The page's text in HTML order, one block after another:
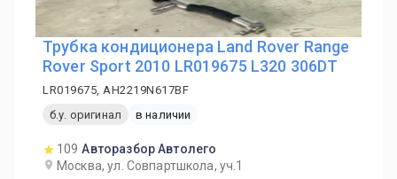
Трубка кондиционера Land Rover Range
Rover Sport 2010 LR019675 L320 306DT
LR019675, AH2219N617BF
б.у. оригинал
в наличии
109 Авторазбор Автолего
Москва, ул. Совпартшкола, уч.1